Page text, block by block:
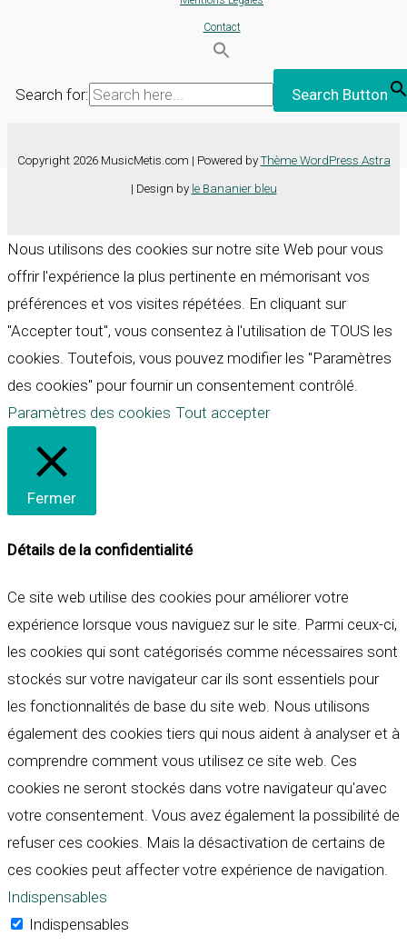
Contact
Search for: Search Button
Copyright 2026 MusicMetis.com | Powered by Thème WordPress Astra
| Design by le Bananier bleu
Nous utilisons des cookies sur notre site Web pour vous
offrir l'expérience la plus pertinente en mémorisant vos
préférences et vos visites répétées. En cliquant sur
"Accepter tout", vous consentez à l'utilisation de TOUS les
cookies. Toutefois, vous pouvez modifier les "Paramètres
des cookies" pour fournir un consentement contrôlé.
Paramètres des cookies Tout accepter
Fermer
Détails de la confidentialité
Ce site web utilise des cookies pour améliorer votre
expérience lorsque vous naviguez sur le site. Parmi ceux-ci,
les cookies qui sont catégorisés comme nécessaires sont
stockés sur votre navigateur car ils sont essentiels pour
les fonctionnalités de base du site web. Nous utilisons
également des cookies tiers qui nous aident à analyser et à
comprendre comment vous utilisez ce site web. Ces
cookies ne seront stockés dans votre navigateur qu'avec
votre consentement. Vous avez également la possibilité de
refuser ces cookies. Mais la désactivation de certains de
ces cookies peut affecter votre expérience de navigation.
Indispensables
Indispensables